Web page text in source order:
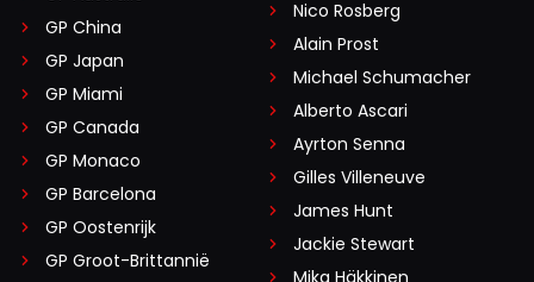
GP China
GP Japan
GP Miami
GP Canada
GP Monaco
GP Barcelona
GP Oostenrijk
GP Groot-Brittannië
Nico Rosberg
Alain Prost
Michael Schumacher
Alberto Ascari
Ayrton Senna
Gilles Villeneuve
James Hunt
Jackie Stewart
Mika Häkkinen